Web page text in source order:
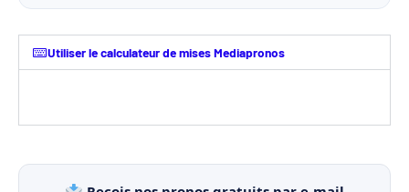
Utiliser le calculateur de mises Mediapronos